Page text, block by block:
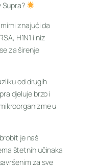
znajući da
H1N1 i niz
za širenje
od drugih
djeluje brzo i
u
je naš
štetnih učinaka
za sve